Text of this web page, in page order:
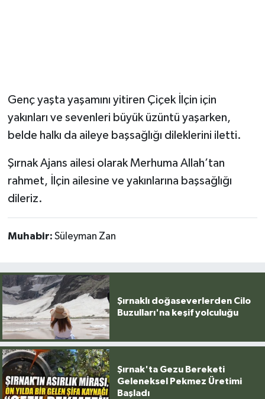
Genç yaşta yaşamını yitiren Çiçek İlçin için
yakınları ve sevenleri büyük üzüntü yaşarken,
belde halkı da aileye başsağlığı dileklerini iletti.
Şırnak Ajans ailesi olarak Merhuma Allah’tan
rahmet, İlçin ailesine ve yakınlarına başsağlığı
dileriz.
Muhabir: Süleyman Zan
Şırnaklı doğaseverlerden Cilo
Buzulları'na keşif yolculuğu
Şırnak'ta Gezu Bereketi
Geleneksel Pekmez Üretimi
Başladı